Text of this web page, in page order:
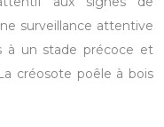
surveillance attentive
à un stade précoce et
créosote poêle à bois